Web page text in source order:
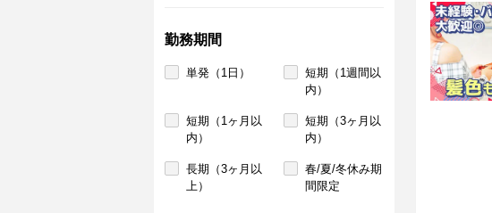
勤務期間
単発（1日）
短期（1週間以
内）
短期（1ヶ月以
内）
短期（3ヶ月以
内）
長期（3ヶ月以
上）
春/夏/冬休み期
間限定